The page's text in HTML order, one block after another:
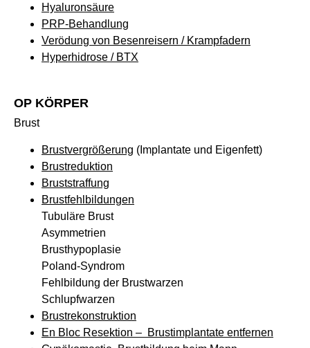
Hyaluronsäure
PRP-Behandlung
Verödung von Besenreisern / Krampfadern
Hyperhidrose / BTX
OP KÖRPER
Brust
Brustvergrößerung (Implantate und Eigenfett)
Brustreduktion
Bruststraffung
Brustfehlbildungen
Tubuläre Brust
Asymmetrien
Brusthypoplasie
Poland-Syndrom
Fehlbildung der Brustwarzen
Schlupfwarzen
Brustrekonstruktion
En Bloc Resektion – Brustimplantate entfernen